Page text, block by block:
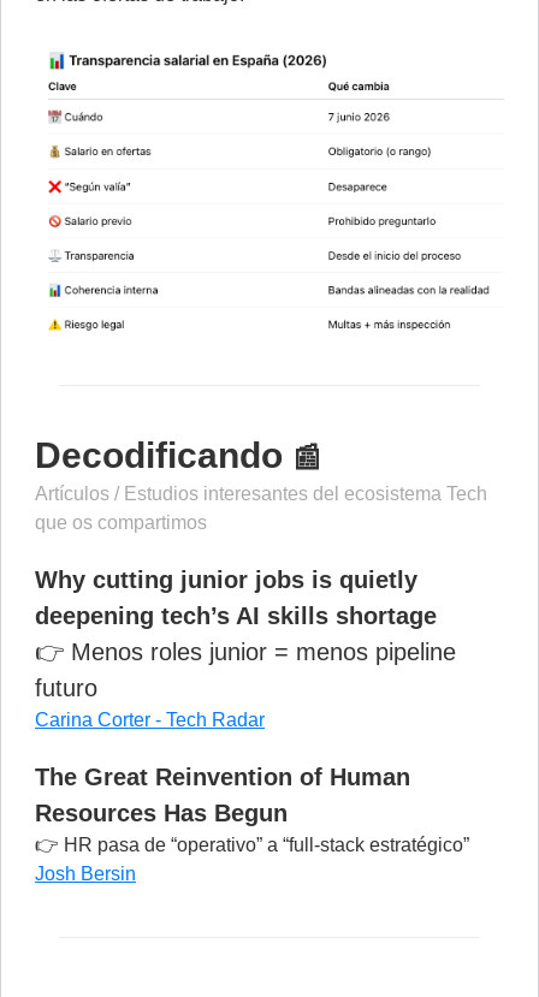
Decodificando 📰
Artículos / Estudios interesantes del ecosistema Tech
que os compartimos
Why cutting junior jobs is quietly
deepening tech’s AI skills shortage
👉 Menos roles junior = menos pipeline
futuro
Carina Corter - Tech Radar
The Great Reinvention of Human
Resources Has Begun
👉 HR pasa de “operativo” a “full-stack estratégico”
Josh Bersin